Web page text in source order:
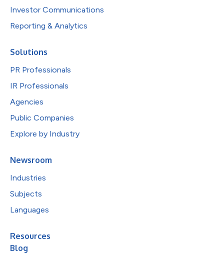
Investor Communications
Reporting & Analytics
Solutions
PR Professionals
IR Professionals
Agencies
Public Companies
Explore by Industry
Newsroom
Industries
Subjects
Languages
Resources
Blog